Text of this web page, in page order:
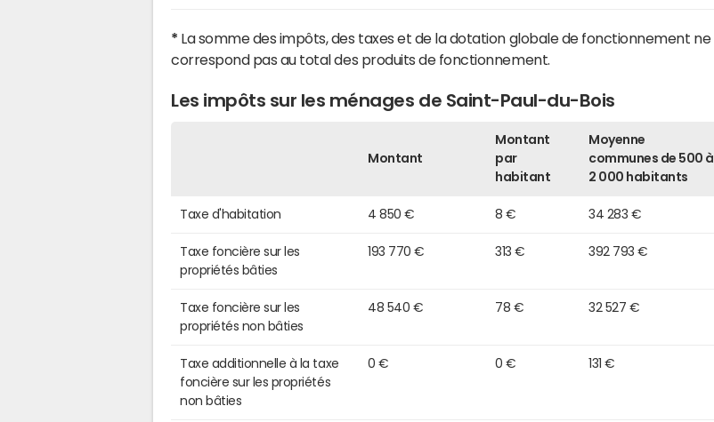
* La somme des impôts, des taxes et de la dotation globale de fonctionnement ne
correspond pas au total des produits de fonctionnement.
Les impôts sur les ménages de Saint-Paul-du-Bois
Montant
Montant
par
habitant
Moyenne
communes de 500 à
2 000 habitants
Taxe d'habitation 4 850 € 8 € 34 283 €
Taxe foncière sur les
propriétés bâties
193 770 € 313 € 392 793 €
Taxe foncière sur les
propriétés non bâties
48 540 € 78 € 32 527 €
Taxe additionnelle à la taxe
foncière sur les propriétés
non bâties
0 € 0 € 131 €